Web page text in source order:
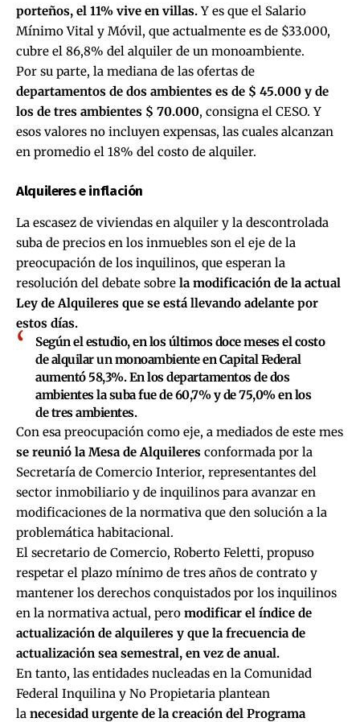
porteños, el 11% vive en villas.Y es que el Salario
Mínimo Vital y Móvil, que actualmente es de $33.000,
cubre el 86,8% del alquiler de un monoambiente.
Por su parte, la mediana de las ofertas de
departamentos de dos ambientes es de $ 45.000 y de
los de tres ambientes $ 70.000, consigna el CESO. Y
esos valores no incluyen expensas, las cuales alcanzan
en promedio el 18% del costo de alquiler.
Alquileres e inflación
La escasez de viviendas en alquiler y la descontrolada
suba de precios en los inmuebles son el eje de la
preocupación de los inquilinos, que esperan la
resolución del debate sobre la modificación de la actual
Ley de Alquileres que se está llevando adelante por
estos días.
Según el estudio, en los últimos doce meses el costo
de alquilar un monoambiente en Capital Federal
aumentó 58,3%. En los departamentos de dos
ambientes la suba fue de 60,7% y de 75,0% en los
de tres ambientes.
Con esa preocupación como eje, a mediados de este mes
se reunió la Mesa de Alquileres conformada por la
Secretaría de Comercio Interior, representantes del
sector inmobiliario y de inquilinos para avanzar en
modificaciones de la normativa que den solución a la
problemática habitacional.
El secretario de Comercio, Roberto Feletti, propuso
respetar el plazo mínimo de tres años de contrato y
mantener los derechos conquistados por los inquilinos
en la normativa actual, pero modificar el índice de
actualización de alquileres y que la frecuencia de
actualización sea semestral, en vez de anual.
En tanto, las entidades nucleadas en la Comunidad
Federal Inquilina y No Propietaria plantean
la necesidad urgente de la creación del Programa